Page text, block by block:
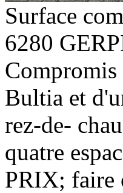
Surface
6280
Compromis
Bultia et
rez-de-
quatre
PRIX; faire